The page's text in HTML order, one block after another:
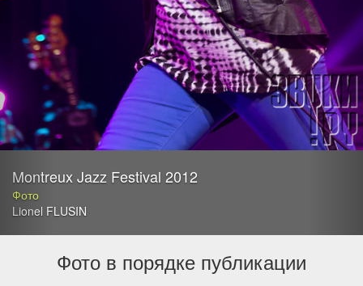
Montreux Jazz Festival 2012
Фото
Lionel FLUSIN
Фото в порядке публикации